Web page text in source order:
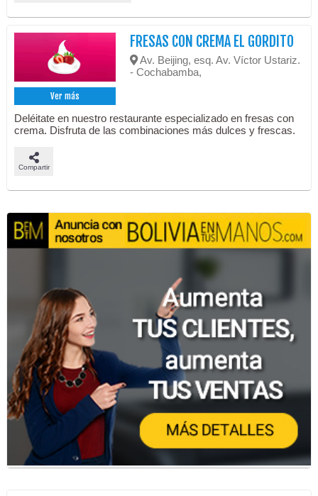
Ver más
FRESAS CON CREMA EL GORDITO
Av. Beijing, esq. Av. Víctor Ustariz.
- Cochabamba,
Deléitate en nuestro restaurante especializado en fresas con
crema. Disfruta de las combinaciones más dulces y frescas.
Compartir